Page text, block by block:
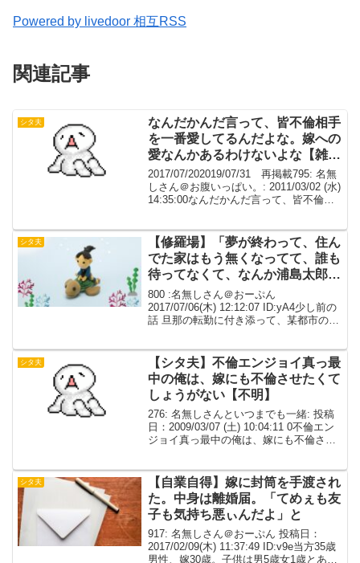
Powered by livedoor 相互RSS
関連記事
シタ夫
なんだかんだ言って、皆不倫相手
を一番愛してるんだよな。嫁への
愛なんかあるわけないよな【雑
談】
2017/07/202019/07/31 再掲載795: 名無
しさん＠お腹いっぱい。: 2011/03/02 (水)
14:35:00なんだかんだ言って、皆不倫相
中々難し...
シタ夫
【修羅場】「夢が終わって、住ん
でた家はもう無くなってて、誰も
待ってなくて、なんか浦島太郎み
たいだ」【ワロタ】
800 :名無しさん＠おーぷん
2017/07/06(木) 12:12:07 ID:yA4少し前の
話 旦那の転勤に付き添って、某都市の会
ホンが押されてドアを叩く音が聞こ...
シタ夫
【シタ夫】不倫エンジョイ真っ最
中の俺は、嫁にも不倫させたくて
しょうがない【不明】
276: 名無しさんといつまでも一緒: 投稿
日：2009/03/07 (土) 10:04:11 0不倫エン
ジョイ真っ最中の俺は、嫁にも不倫させ
うな～と、親友のS二を見ても...
シタ夫
【自業自得】嫁に封筒を手渡され
た。中身は離婚届。「てめぇも友
子も気持ち悪ぃんだよ」と
917: 名無しさん＠おーぷん 投稿日：
2017/02/09(木) 11:37:49 ID:v9e当方35歳
男性、嫁30歳。子供は男5歳女1歳とある